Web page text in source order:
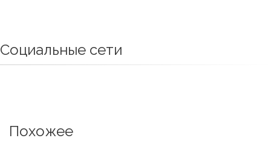
Социальные сети
Похожее